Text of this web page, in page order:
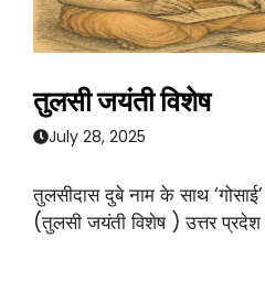
तुलसी जयंती विशेष
July 28, 2025
तुलसीदास दुबे नाम के साथ
(तुलसी जयंती विशेष ) उत्तर